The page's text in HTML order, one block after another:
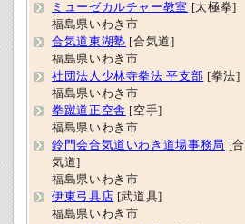
ミューゼカルチャー教室 [太極拳]
福島県いわき市
合気道東湖塾 [合気道]
福島県いわき市
社団法人少林寺拳法 平支部 [拳法]
福島県いわき市
拳蹴道正空舎 [空手]
福島県いわき市
鈴門会合気道いわき道場事務局 [合
気道]
福島県いわき市
伊東弓具店 [武道具]
福島県いわき市